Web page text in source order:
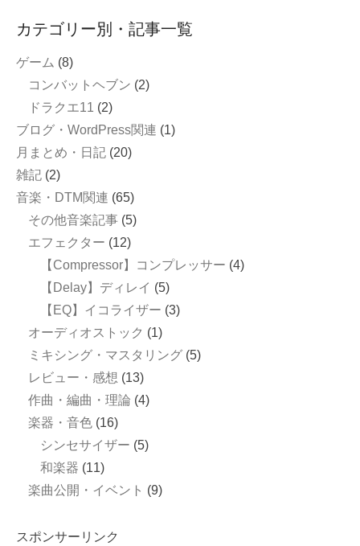
カテゴリー別・記事一覧
ゲーム (8)
コンバットヘブン (2)
ドラクエ11 (2)
ブログ・WordPress関連 (1)
月まとめ・日記 (20)
雑記 (2)
音楽・DTM関連 (65)
その他音楽記事 (5)
エフェクター (12)
【Compressor】コンプレッサー (4)
【Delay】ディレイ (5)
【EQ】イコライザー (3)
オーディオストック (1)
ミキシング・マスタリング (5)
レビュー・感想 (13)
作曲・編曲・理論 (4)
楽器・音色 (16)
シンセサイザー (5)
和楽器 (11)
楽曲公開・イベント (9)
スポンサーリンク